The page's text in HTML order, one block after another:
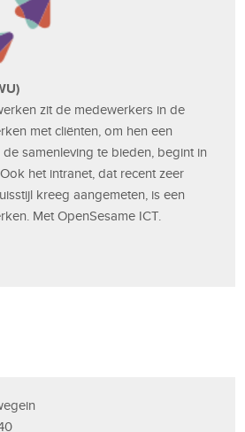
zit de medewerkers in de
met cliënten, om hen een
samenleving te bieden, begint in
het intranet, dat recent zeer
kreeg aangemeten, is een
Met OpenSesame ICT.